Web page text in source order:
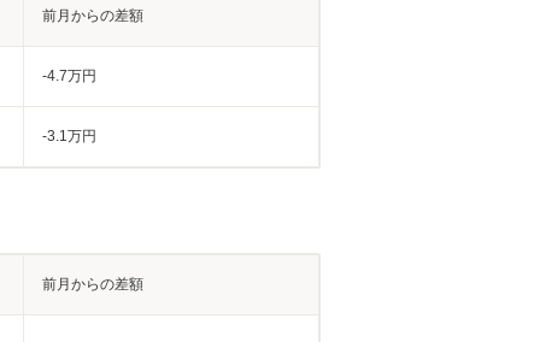
前月からの差額
-4.7万円
-3.1万円
前月からの差額